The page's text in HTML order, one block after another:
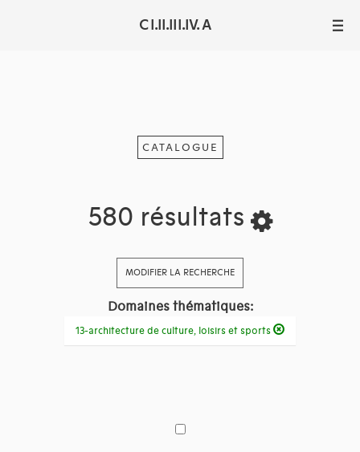
C I.II.III.IV. A III
CATALOGUE
580 résultats
MODIFIER LA RECHERCHE
Domaines thématiques:
13-architecture de culture, loisirs et sports